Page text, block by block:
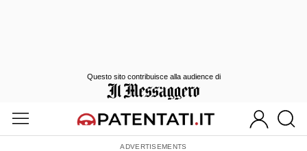
Questo sito contribuisce alla audience di